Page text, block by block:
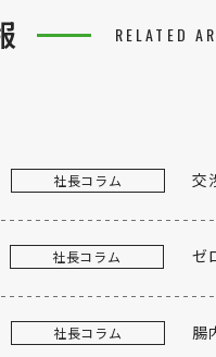
RELATED
社長コラム 交
社長コラム ゼ
社長コラム 腸